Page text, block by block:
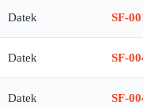
Datek SF-
Datek SF-
Datek SF-